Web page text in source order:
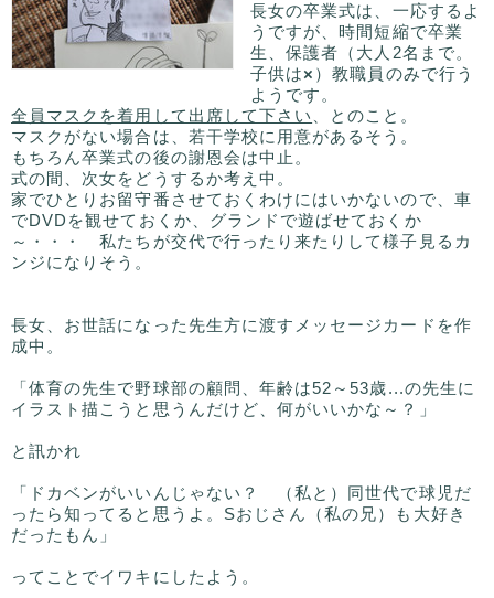
長女の卒業式は、一応するよ
うですが、時間短縮で卒業
生、保護者（大人2名まで。
子供は× ）教職員のみで行う
ようです。
全員マスクを着用して出席して下さい 、とのこと。
マスクがない場合は、若干学校に用意があるそう。
もちろん卒業式の後の謝恩会は中止。
式の間、次女をどうするか考え中。
家でひとりお留守番させておくわけにはいかないので、車
でDVDを観せておくか、グランドで遊ばせておくか
～・・・ 私たちが交代で行ったり来たりして様子見るカ
ンジになりそう。
長女、お世話になった先生方に渡すメッセージカードを作
成中。
「体育の先生で野球部の顧問、年齢は52～53歳...の先生に
イラスト描こうと思うんだけど、何がいいかな～？」
と訊かれ
「ドカベンがいいんじゃない？ （私と）同世代で球児だ
ったら知ってると思うよ。Sおじさん（私の兄）も大好き
だったもん」
ってことでイワキにしたよう。